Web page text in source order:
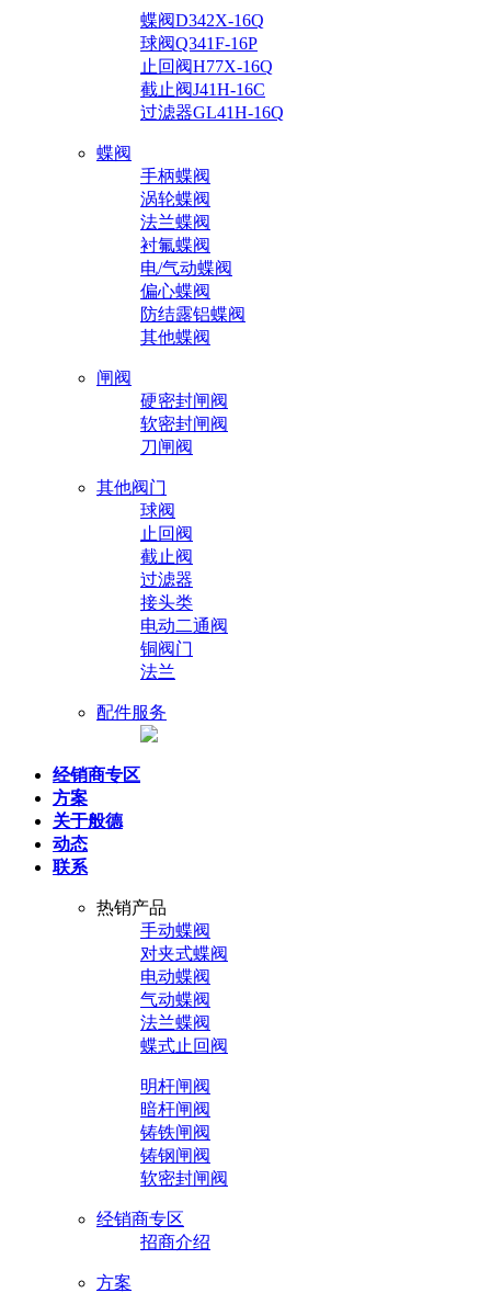
蝶阀D342X-16Q
球阀Q341F-16P
止回阀H77X-16Q
截止阀J41H-16C
过滤器GL41H-16Q
蝶阀
手柄蝶阀
涡轮蝶阀
法兰蝶阀
衬氟蝶阀
电/气动蝶阀
偏心蝶阀
防结露铝蝶阀
其他蝶阀
闸阀
硬密封闸阀
软密封闸阀
刀闸阀
其他阀门
球阀
止回阀
截止阀
过滤器
接头类
电动二通阀
铜阀门
法兰
配件服务
经销商专区
方案
关于般德
动态
联系
热销产品
手动蝶阀
对夹式蝶阀
电动蝶阀
气动蝶阀
法兰蝶阀
蝶式止回阀
明杆闸阀
暗杆闸阀
铸铁闸阀
铸钢闸阀
软密封闸阀
经销商专区
招商介绍
方案